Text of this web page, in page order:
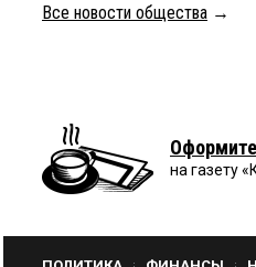
Все новости общества →
на газету